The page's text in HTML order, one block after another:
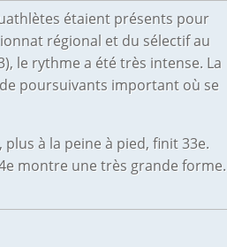
étaient présents pour
régional et du sélectif au
le rythme a été très intense. La
poursuivants important où se
à la peine à pied, finit 33e.
montre une très grande forme.